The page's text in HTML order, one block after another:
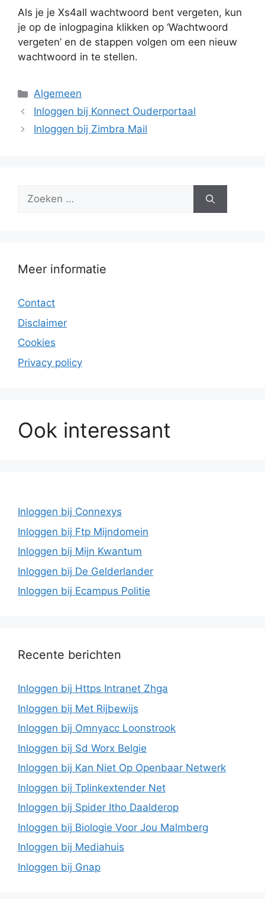
Als je je Xs4all wachtwoord bent vergeten, kun
je op de inlogpagina klikken op ‘Wachtwoord
vergeten’ en de stappen volgen om een nieuw
wachtwoord in te stellen.
Categorieën
Algemeen
Inloggen bij Konnect Ouderportaal
Inloggen bij Zimbra Mail
Zoek
Meer informatie
Contact
Disclaimer
Cookies
Privacy policy
Ook interessant
Inloggen bij Connexys
Inloggen bij Ftp Mijndomein
Inloggen bij Mijn Kwantum
Inloggen bij De Gelderlander
Inloggen bij Ecampus Politie
Recente berichten
Inloggen bij Https Intranet Zhga
Inloggen bij Met Rijbewijs
Inloggen bij Omnyacc Loonstrook
Inloggen bij Sd Worx Belgie
Inloggen bij Kan Niet Op Openbaar Netwerk
Inloggen bij Tplinkextender Net
Inloggen bij Spider Itho Daalderop
Inloggen bij Biologie Voor Jou Malmberg
Inloggen bij Mediahuis
Inloggen bij Gnap